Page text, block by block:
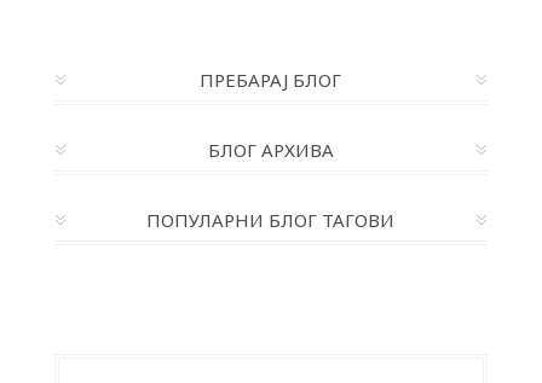
ПРЕБАРАЈ БЛОГ
БЛОГ АРХИВА
ПОПУЛАРНИ БЛОГ ТАГОВИ